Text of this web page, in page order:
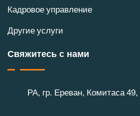
Кадровое управление
Другие услуги
Свяжитесь с нами
РА, гр. Ереван, Комитаса